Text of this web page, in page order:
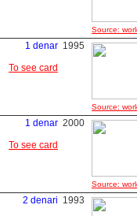
Source:
1 denar
To see card
1995
Source:
1 denar
To see card
2000
Source:
2 denari 1993